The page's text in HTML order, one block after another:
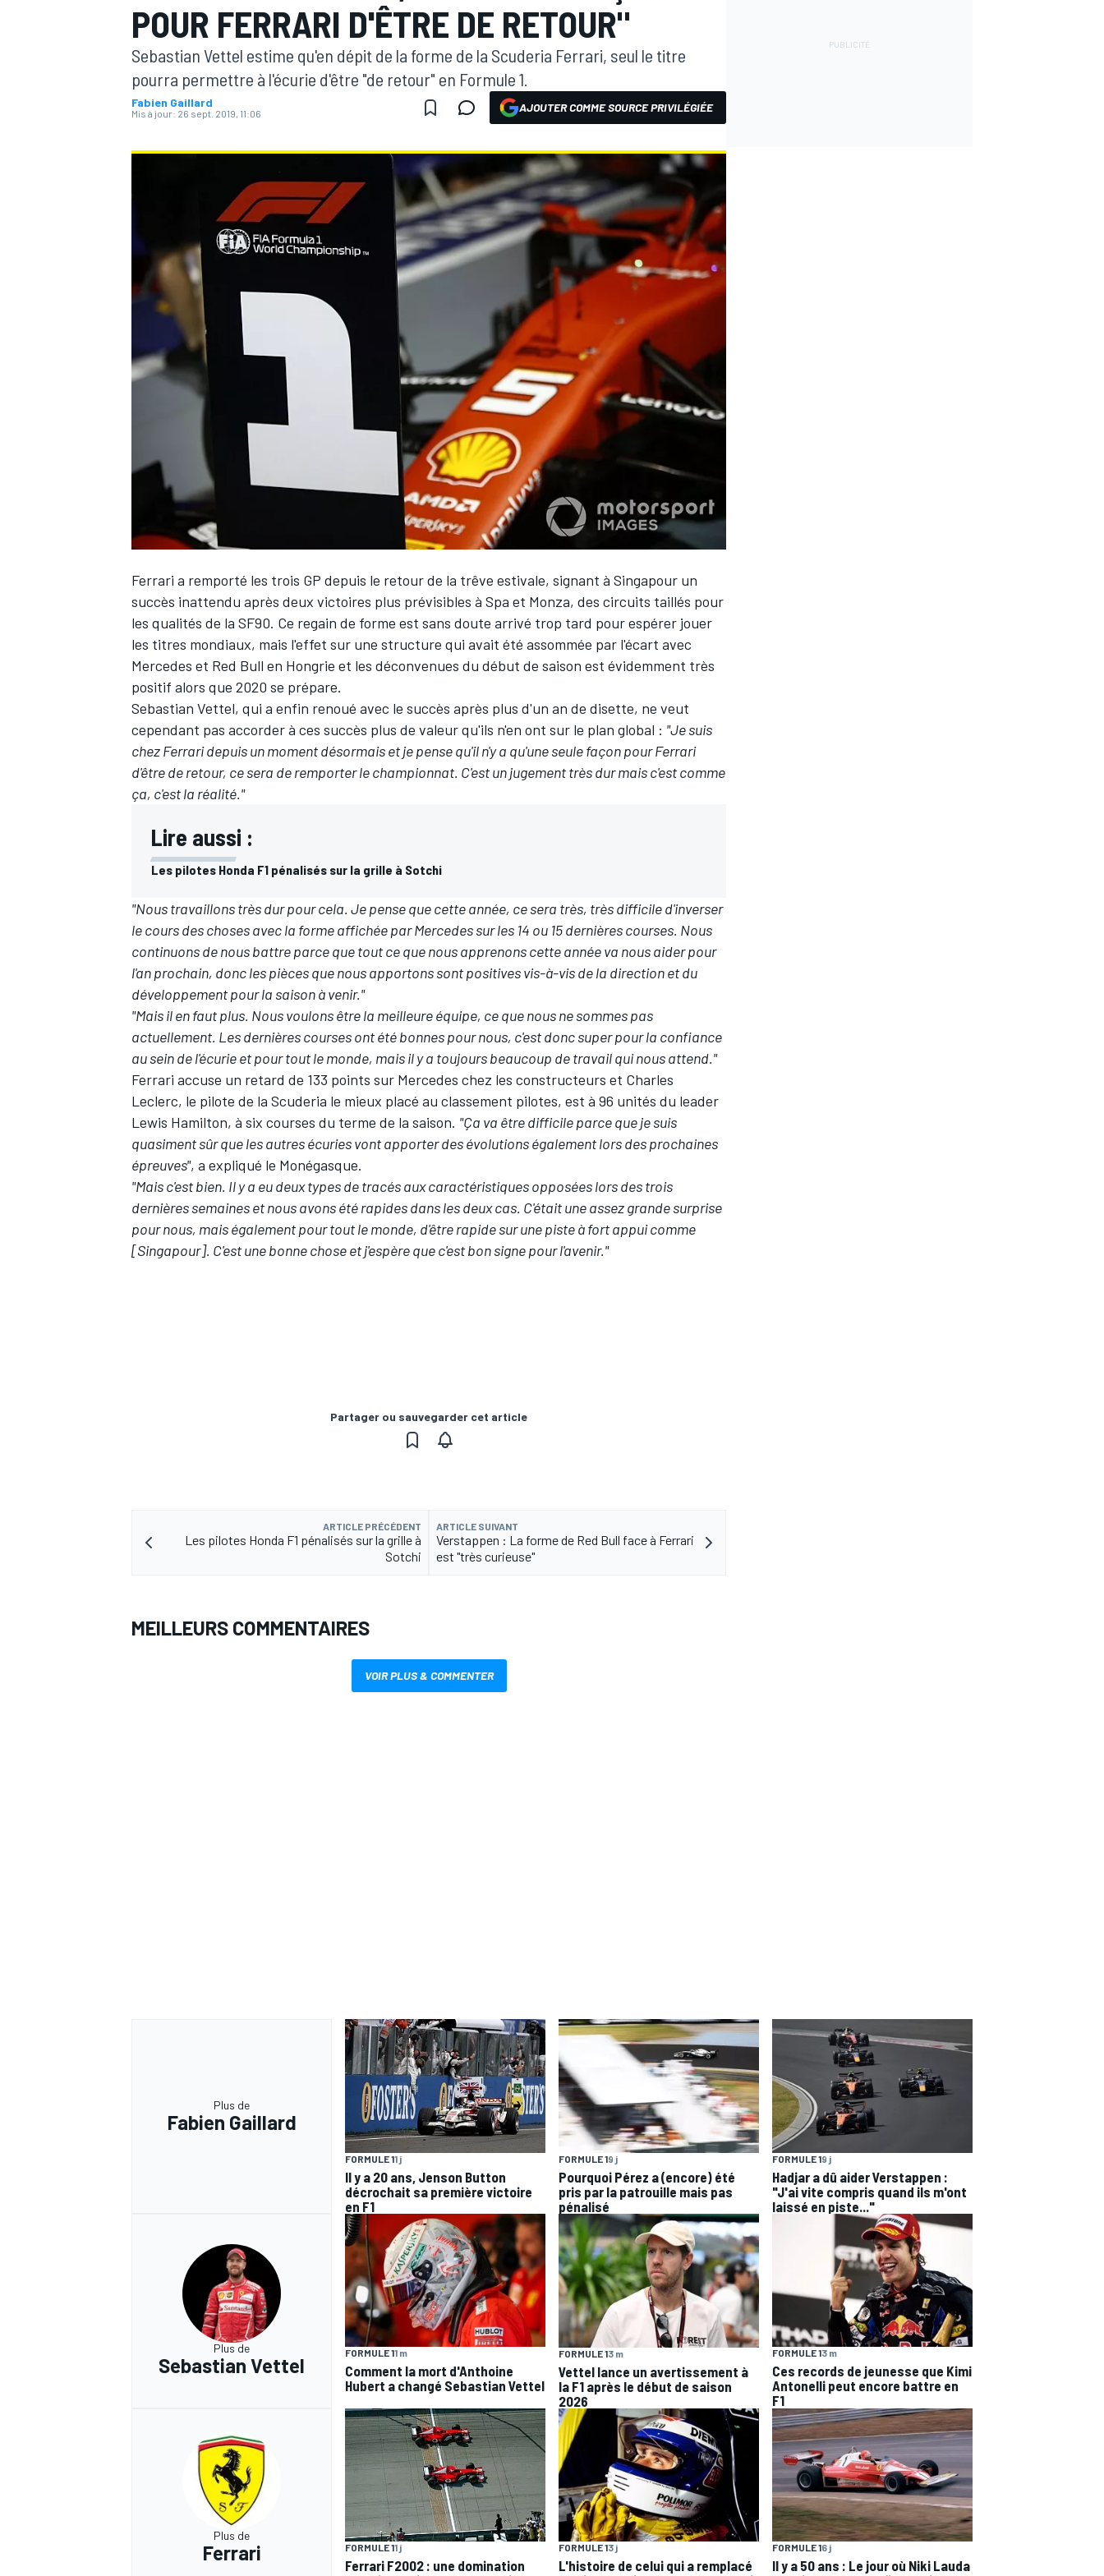
WEC
POUR FERRARI D'ÊTRE DE RETOUR"
Sebastian Vettel estime qu'en dépit de la forme de la Scuderia Ferrari, seul le titre
pourra permettre à l'écurie d'être "de retour" en Formule 1.
Fabien Gaillard
Mis à jour: 26 sept. 2019, 11:06 AJOUTER COMME SOURCE PRIVILÉGIÉE
Ferrari a remporté les trois GP depuis le retour de la trêve estivale, signant à Singapour un
succès inattendu après deux victoires plus prévisibles à Spa et Monza, des circuits taillés pour
les qualités de la SF90. Ce regain de forme est sans doute arrivé trop tard pour espérer jouer
les titres mondiaux, mais l'effet sur une structure qui avait été assommée par l'écart avec
Mercedes et Red Bull en Hongrie et les déconvenues du début de saison est évidemment très
positif alors que 2020 se prépare.
Sebastian Vettel, qui a enfin renoué avec le succès après plus d'un an de disette, ne veut
cependant pas accorder à ces succès plus de valeur qu'ils n'en ont sur le plan global : "Je suis
chez Ferrari depuis un moment désormais et je pense qu'il n'y a qu'une seule façon pour Ferrari
d'être de retour, ce sera de remporter le championnat. C'est un jugement très dur mais c'est comme
ça, c'est la réalité."
Lire aussi :
Les pilotes Honda F1 pénalisés sur la grille à Sotchi
"Nous travaillons très dur pour cela. Je pense que cette année, ce sera très, très difficile d'inverser
le cours des choses avec la forme affichée par Mercedes sur les 14 ou 15 dernières courses. Nous
continuons de nous battre parce que tout ce que nous apprenons cette année va nous aider pour
l'an prochain, donc les pièces que nous apportons sont positives vis-à-vis de la direction et du
développement pour la saison à venir."
"Mais il en faut plus. Nous voulons être la meilleure équipe, ce que nous ne sommes pas
actuellement. Les dernières courses ont été bonnes pour nous, c'est donc super pour la confiance
au sein de l'écurie et pour tout le monde, mais il y a toujours beaucoup de travail qui nous attend."
Ferrari accuse un retard de 133 points sur Mercedes chez les constructeurs et Charles
Leclerc, le pilote de la Scuderia le mieux placé au classement pilotes, est à 96 unités du leader
Lewis Hamilton, à six courses du terme de la saison. "Ça va être difficile parce que je suis
quasiment sûr que les autres écuries vont apporter des évolutions également lors des prochaines
épreuves", a expliqué le Monégasque.
"Mais c'est bien. Il y a eu deux types de tracés aux caractéristiques opposées lors des trois
dernières semaines et nous avons été rapides dans les deux cas. C'était une assez grande surprise
pour nous, mais également pour tout le monde, d'être rapide sur une piste à fort appui comme
[Singapour]. C'est une bonne chose et j'espère que c'est bon signe pour l'avenir."
Partager ou sauvegarder cet article
ARTICLE PRÉCÉDENT
Les pilotes Honda F1 pénalisés sur la grille à
Sotchi
ARTICLE SUIVANT
Verstappen : La forme de Red Bull face à Ferrari
est "très curieuse"
MEILLEURS COMMENTAIRES
VOIR PLUS & COMMENTER
Plus de
Fabien Gaillard
FORMULE 11 j
Il y a 20 ans, Jenson Button
décrochait sa première victoire
en F1
FORMULE 19 j
Pourquoi Pérez a (encore) été
pris par la patrouille mais pas
pénalisé
FORMULE 19 j
Hadjar a dû aider Verstappen :
"J'ai vite compris quand ils m'ont
laissé en piste..."
Plus de
Sebastian Vettel
FORMULE 11 m
Comment la mort d'Anthoine
Hubert a changé Sebastian Vettel
FORMULE 13 m
Vettel lance un avertissement à
la F1 après le début de saison
2026
FORMULE 13 m
Ces records de jeunesse que Kimi
Antonelli peut encore battre en
F1
Plus de
Ferrari FORMULE 11 j
Ferrari F2002 : une domination
FORMULE 13 j
L'histoire de celui qui a remplacé
FORMULE 16 j
Il y a 50 ans : Le jour où Niki Lauda